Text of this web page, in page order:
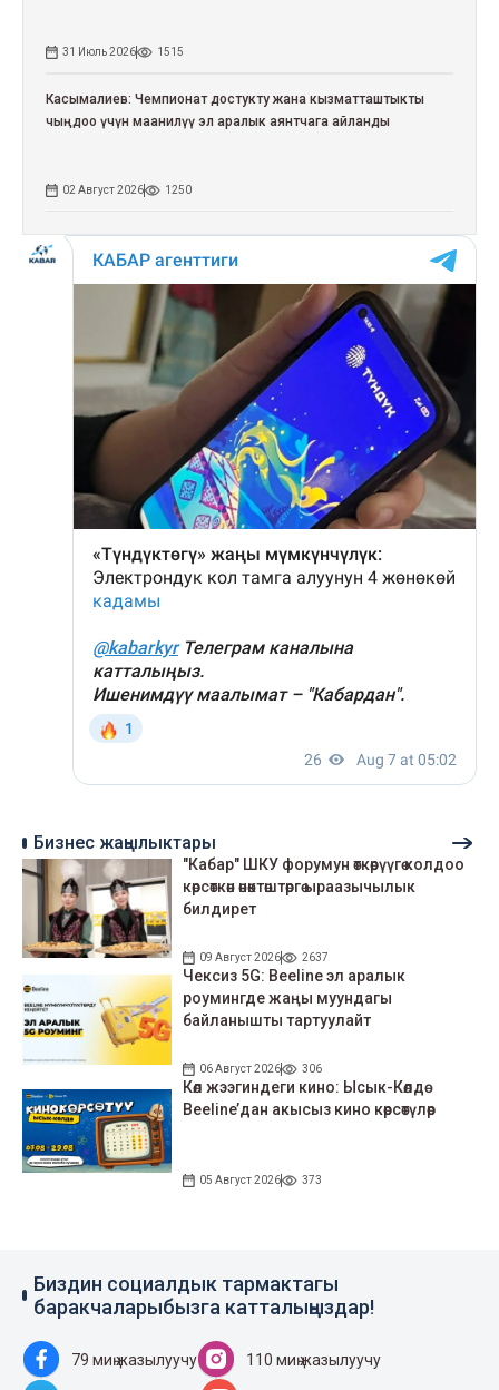
31 Июль 2026 1515
Касымалиев: Чемпионат достукту жана кызматташтыкты
чыңдоо үчүн маанилүү эл аралык аянтчага айланды
02 Август 2026 1250
Бизнес жаңылыктары
"Кабар" ШКУ форумун өткөрүүгө колдоо
көрсөткөн өнөктөштөргө ыраазычылык
билдирет
09 Август 2026 2637
Чексиз 5G: Beeline эл аралык
роумингде жаңы муундагы
байланышты тартуулайт
06 Август 2026 306
Көл жээгиндеги кино: Ысык-Көлдө
Beeline’дан акысыз кино көрсөтүлөр
05 Август 2026 373
Биздин социалдык тармактагы
баракчаларыбызга катталыңыздар!
79 миң жазылуучу 110 миң жазылуучу